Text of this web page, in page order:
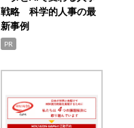
戦略 科学的人事の最
新事例
PR